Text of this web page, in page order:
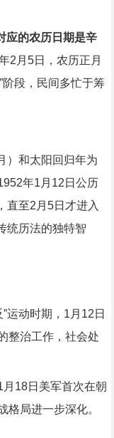
应的农历日期是辛
2月5日，农历正月
阶段，民间多忙于筹
）和太阳回归年为
年1月12日公历
直至2月5日才进入
统历法的独特智
运动时期，1月12日
整治工作，社会处
月18日美军首次在朝
格局进一步深化。